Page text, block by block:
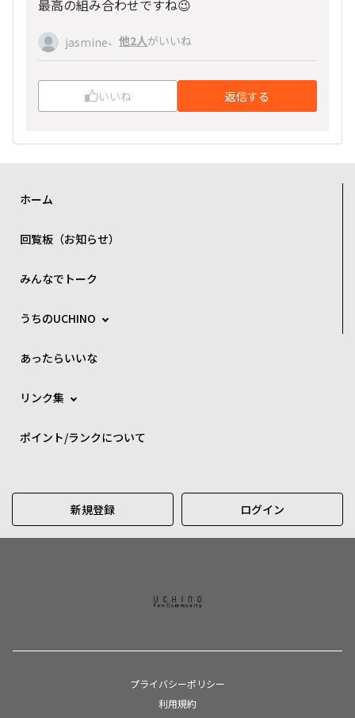
最高の組み合わせですね😉
jasmine、 他2人がいいね
いいね 返信する
ホーム
回覧板（お知らせ）
みんなでトーク
うちのUCHINO
あったらいいな
リンク集
ポイント/ランクについて
新規登録 ログイン
プライバシーポリシー
利用規約